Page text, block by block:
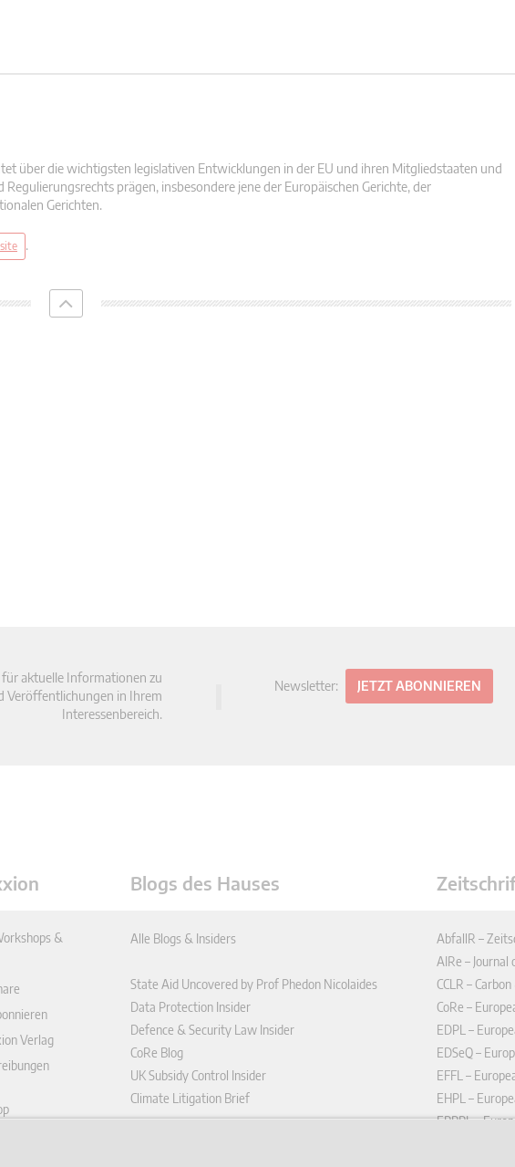
über die wichtigsten legislativen Entwicklungen in der EU und ihren Mitgliedstaaten und
prägen, insbesondere jene der Europäischen Gerichte, der
Gerichten.
.
aktuelle Informationen zu
Veröffentlichungen in Ihrem
Interessenbereich.
Newsletter: JETZT ABONNIEREN
&
Verlag
Blogs des Hauses
Alle Blogs & Insiders
State Aid Uncovered by Prof Phedon Nicolaides
Data Protection Insider
Defence & Security Law Insider
CoRe Blog
UK Subsidy Control Insider
Climate Litigation Brief
AbfallR –
AIRe –
CCLR –
CoRe –
EDPL –
EDSeQ –
EFFL –
EHPL –
EPPPL –